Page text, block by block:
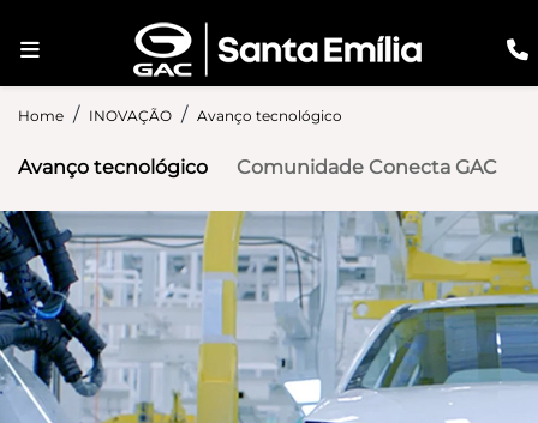
Home INOVAÇÃO Avanço tecnológico
Avanço tecnológico Comunidade Conecta GAC